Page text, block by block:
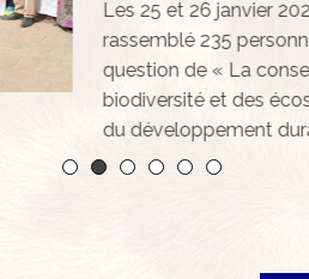
Les 25 et 26 janvier
rassemblé 235
question de « La
biodiversité et des
du développement